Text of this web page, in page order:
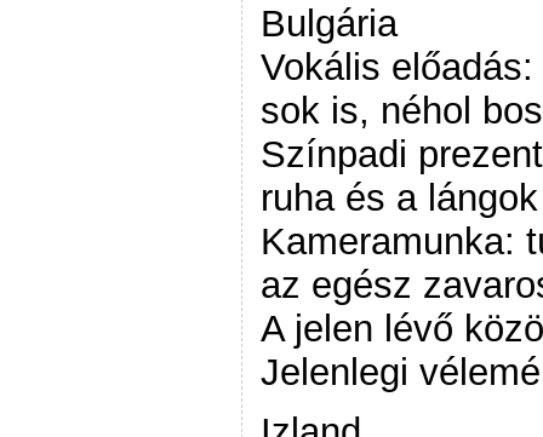
Bulgária
Vokális
sok is, néhol
Színpadi
ruha és a lángok
Kameramunka:
az egész
A jelen lévő
Jelenlegi